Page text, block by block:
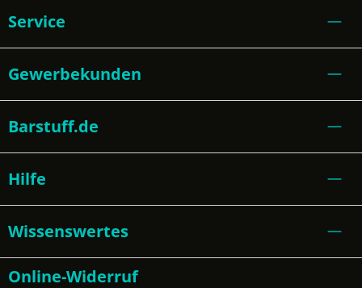
Service
Gewerbekunden
Barstuff.de
Hilfe
Wissenswertes
Online-Widerruf